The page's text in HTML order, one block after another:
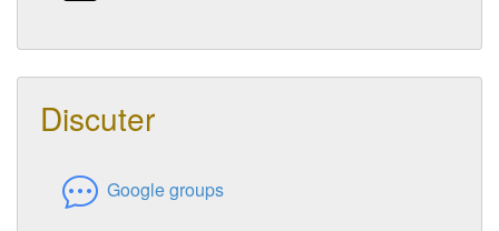
Discuter
Google groups